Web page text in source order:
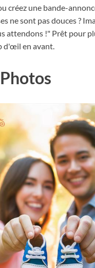
créez une bande-
ne sont pas douces ?
attendons !" Prêt pour
d'œil en avant.